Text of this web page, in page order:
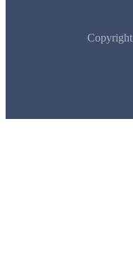
Copyright